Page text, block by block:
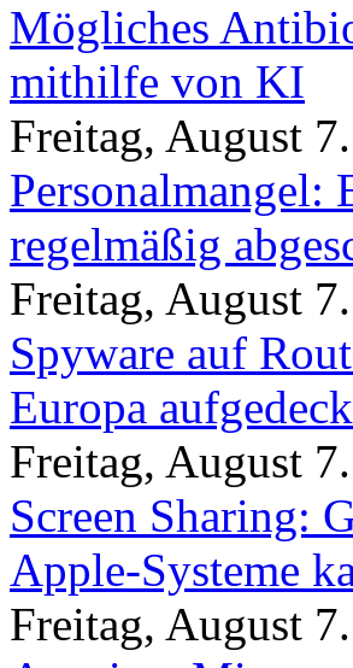
Mögliches
mithilfe von KI
Freitag, August
Personalmangel:
regelmäßig
Freitag, August
Spyware auf
Europa
Freitag, August
Screen Sharing:
Apple-Systeme
Freitag, August